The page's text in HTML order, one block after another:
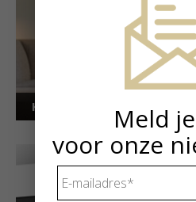
Kunstuitleen voorMeld
voor onze
mailadres *